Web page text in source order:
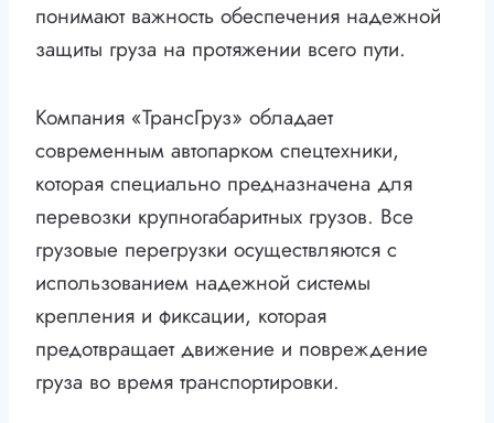
понимают важность обеспечения надежной
защиты груза на протяжении всего пути.
Компания «ТрансГруз» обладает
современным автопарком спецтехники,
которая специально предназначена для
перевозки крупногабаритных грузов. Все
грузовые перегрузки осуществляются с
использованием надежной системы
крепления и фиксации, которая
предотвращает движение и повреждение
груза во время транспортировки.